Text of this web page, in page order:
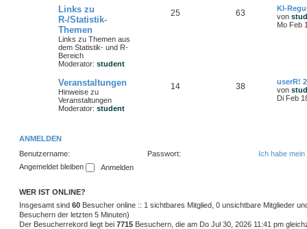
Links zu
R-/Statistik-
Themen
Links zu Themen aus
dem Statistik- und R-
Bereich
Moderator: student
25 63
KI-
von
Mo Feb
Veranstaltungen
Hinweise zu
Veranstaltungen
Moderator: student
14 38
userR!
von
Di Feb
ANMELDEN
Benutzername:
Passwort:
Ich habe
Angemeldet bleiben
WER IST ONLINE?
Insgesamt sind 60 Besucher online :: 1 sichtbares Mitglied, 0 unsichtbare Mitglieder
Besuchern der letzten 5 Minuten)
Der Besucherrekord liegt bei 7715 Besuchern, die am Do Jul 30, 2026 11:41 pm